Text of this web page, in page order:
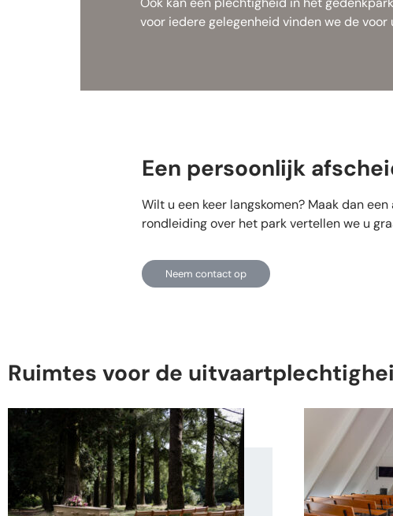
voor iedere gelegenheid vinden we de voor
Een persoonlijk
Wilt u een keer langskomen? Maak dan
rondleiding over het park vertellen we u
Neem contact op
Ruimtes voor de